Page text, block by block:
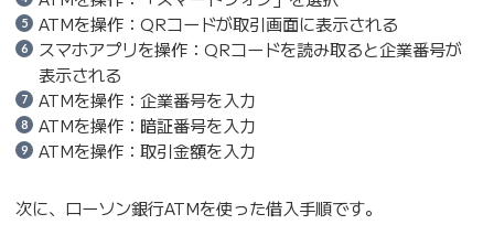
ATMを操作：QRコードが取引画面に表示される
スマホアプリを操作：QRコードを読み取ると企業番号が
表示される
ATMを操作：企業番号を入力
ATMを操作：暗証番号を入力
ATMを操作：取引金額を入力
次に、ローソン銀行ATMを使った借入手順です。